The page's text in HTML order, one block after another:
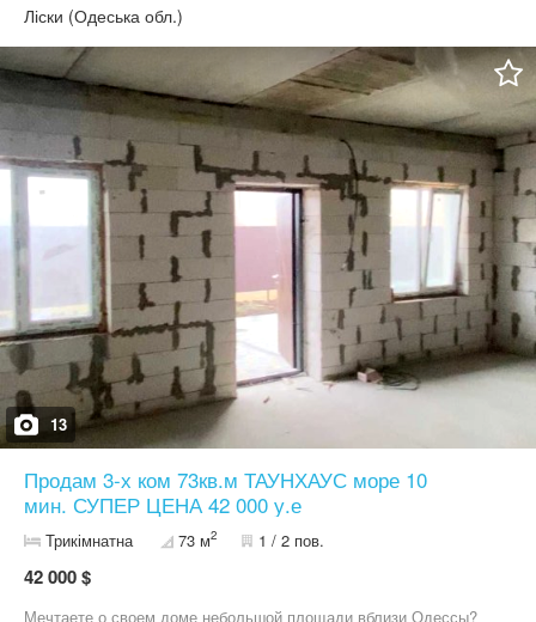
первый взнос 7 239 $ — Ежемесячный платеж: 976 $ Квартира с
удобной правильной планировкой, качественная отделка,
большие окна. Квартира подходит для комфортного проживания
семьи или в качестве инвестиционного актива. Низкая цена за
квадратный метр делает это предложение одним из самых
привлекательных на рынке! О комплексе Акварель 10
Современный масштабный проект состоит из 60-ти малоэтажных
домов с продуманной внутренней инфраструктурой и удобными
планировками. Новый дом с актуальными инженерными
решениями и благоустроенной территорией — пешеходные
аллеи с зонами для отдыха, охрана и видеонаблюдение. На
территории комплекса будет построен бассейн для жильцов,
коммерческие помещения, детский сад, школа, медпункт,
школа, детский сад, спортивные и игровые площадки,
подземный и гостевой паркинг. Проект расположен в районе с
развитой социальной и транспортной инфраструктурой. В
шаговой доступности находятся все объекты для комфортной
жизни. Сдача дома — 1й квартал 2027 года. Звоните для
детального расчета и просмотра объекта!
Ліски (Одеська обл.)
13
Продам 3-х ком 73кв.м ТАУНХАУС море 10
мин. СУПЕР ЦЕНА 42 000 у.е
Трикімнатна 73 м2 1 / 2 пов.
42 000 $
Мечтаете о своем доме небольшой площади вблизи Одессы?